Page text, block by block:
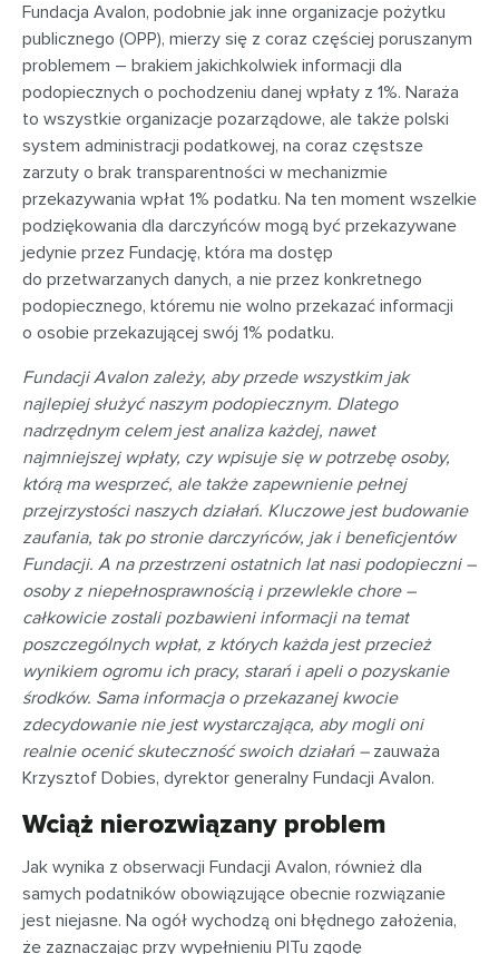
Fundacja Avalon, podobnie jak inne organizacje pożytku
publicznego (OPP), mierzy się z coraz częściej poruszanym
problemem – brakiem jakichkolwiek informacji dla
podopiecznych o pochodzeniu danej wpłaty z 1%. Naraża
to wszystkie organizacje pozarządowe, ale także polski
system administracji podatkowej, na coraz częstsze
zarzuty o brak transparentności w mechanizmie
przekazywania wpłat 1% podatku. Na ten moment wszelkie
podziękowania dla darczyńców mogą być przekazywane
jedynie przez Fundację, która ma dostęp
do przetwarzanych danych, a nie przez konkretnego
podopiecznego, któremu nie wolno przekazać informacji
o osobie przekazującej swój 1% podatku.
Fundacji Avalon zależy, aby przede wszystkim jak
najlepiej służyć naszym podopiecznym. Dlatego
nadrzędnym celem jest analiza każdej, nawet
najmniejszej wpłaty, czy wpisuje się w potrzebę osoby,
którą ma wesprzeć, ale także zapewnienie pełnej
przejrzystości naszych działań. Kluczowe jest budowanie
zaufania, tak po stronie darczyńców, jak i beneficjentów
Fundacji. A na przestrzeni ostatnich lat nasi podopieczni –
osoby z niepełnosprawnością i przewlekle chore –
całkowicie zostali pozbawieni informacji na temat
poszczególnych wpłat, z których każda jest przecież
wynikiem ogromu ich pracy, starań i apeli o pozyskanie
środków. Sama informacja o przekazanej kwocie
zdecydowanie nie jest wystarczająca, aby mogli oni
realnie ocenić skuteczność swoich działań – zauważa
Krzysztof Dobies, dyrektor generalny Fundacji Avalon.
Wciąż nierozwiązany problem
Jak wynika z obserwacji Fundacji Avalon, również dla
samych podatników obowiązujące obecnie rozwiązanie
jest niejasne. Na ogół wychodzą oni błędnego założenia,
że zaznaczając przy wypełnieniu PITu zgodę